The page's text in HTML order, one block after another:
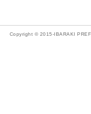
Copyright © 2015-IBARAKI